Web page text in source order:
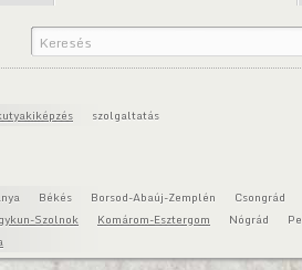
szolgaltatás
Békés Borsod-Abaúj-Zemplén
Csongrád
Szolnok Komárom-Esztergom Nógrád